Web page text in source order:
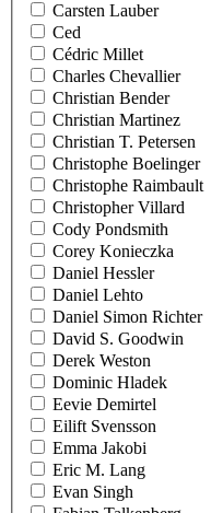
Carsten Lauber
Ced
Cédric Millet
Charles Chevallier
Christian Bender
Christian Martinez
Christian T. Petersen
Christophe Boelinger
Christophe Raimbault
Christopher Villard
Cody Pondsmith
Corey Konieczka
Daniel Hessler
Daniel Lehto
Daniel Simon Richter
David S. Goodwin
Derek Weston
Dominic Hladek
Eevie Demirtel
Eilift Svensson
Emma Jakobi
Eric M. Lang
Evan Singh